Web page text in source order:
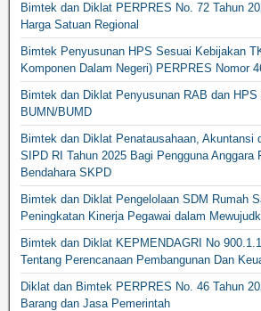
Bimtek dan Diklat PERPRES No. 72 Tahun
Harga Satuan Regional
Bimtek Penyusunan HPS Sesuai Kebijakan
Komponen Dalam Negeri) PERPRES Nomor
Bimtek dan Diklat Penyusunan RAB dan HPS
BUMN/BUMD
Bimtek dan Diklat Penatausahaan, Akuntansi
SIPD RI Tahun 2025 Bagi Pengguna Anggara
Bendahara SKPD
Bimtek dan Diklat Pengelolaan SDM Rumah
Peningkatan Kinerja Pegawai dalam
Bimtek dan Diklat KEPMENDAGRI No
Tentang Perencanaan Pembangunan Dan
Diklat dan Bimtek PERPRES No. 46 Tahun
Barang dan Jasa Pemerintah